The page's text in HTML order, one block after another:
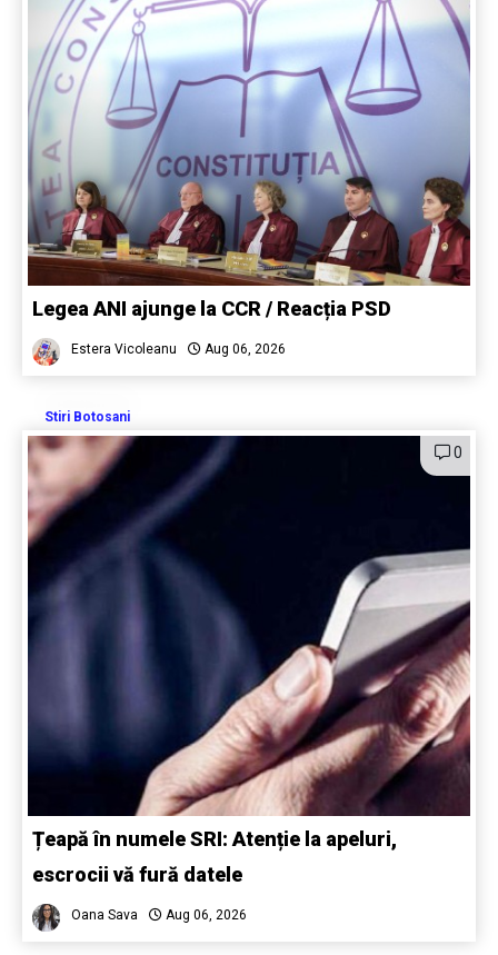
Legea ANI ajunge la CCR / Reacția PSD
Estera Vicoleanu Aug 06, 2026
Stiri Botosani
0
Țeapă în numele SRI: Atenție la apeluri,
escrocii vă fură datele
Oana Sava Aug 06, 2026